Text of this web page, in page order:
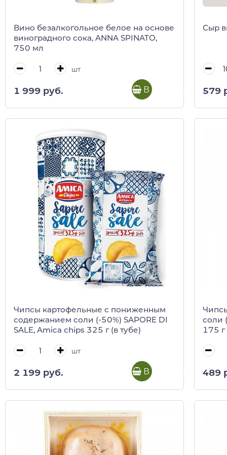
Вино безалкогольное белое на основе
виноградного сока, ANNA SPINATO,
750 мл
шт
1 999 руб. В корзину
Сыр
579
Чипсы картофельные c пониженным
содержанием соли (-50%) SAPORE DI
SALE, Amica chips 325 г (в тубе)
шт
2 199 руб. В корзину
соли
175 г
489